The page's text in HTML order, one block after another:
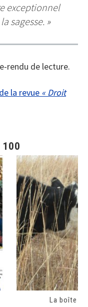
exceptionnel
sagesse. »
rendu de lecture.
la revue « Droit
La boîte